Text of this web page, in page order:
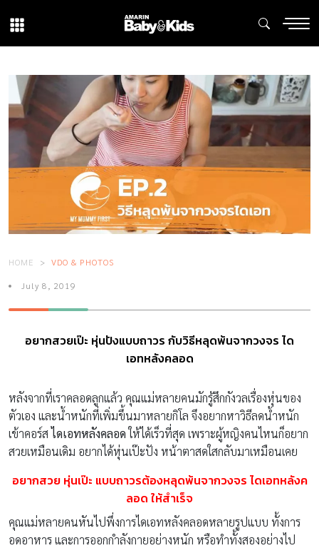
HOME VDO & PHOTOS
July 8, 2019
อยากสวยเป๊ะ หุ่นปังแบบถาวร กับวิธีหลุดพ้นจากวงจร ได
เอทหลังคลอด
หลังจากที่เราคลอดลูกแล้ว คุณแม่หลายคนมักรู้สึกกังวลเรื่องหุ่นของ
ตัวเอง และน้ำหนักที่เพิ่มขึ้นมาหลายกิโล จึงอยากหาวิธีลดน้ำหนัก
เข้าคอร์สไดเอทหลังคลอดให้ได้เร็วที่สุด เพราะผู้หญิงคนไหนก็อยาก
สวยเหมือนเดิม อยากได้หุ่นเป๊ะปัง หน้าตาสดใสกลับมาเหมือนเคย
อยากสวย หุ่นเป๊ะ แบบถาวรต้องหลุดพ้นจากวงจร ไดเอทหลังค
ลอด ให้สำเร็จ
คุณแม่หลายคนหันไปพึ่งการไดเอทหลังคลอดหลายรูปแบบ ทั้งการ
อดอาหาร และการออกกำลังกายอย่างหนัก หรือทำทั้งสองอย่างไป